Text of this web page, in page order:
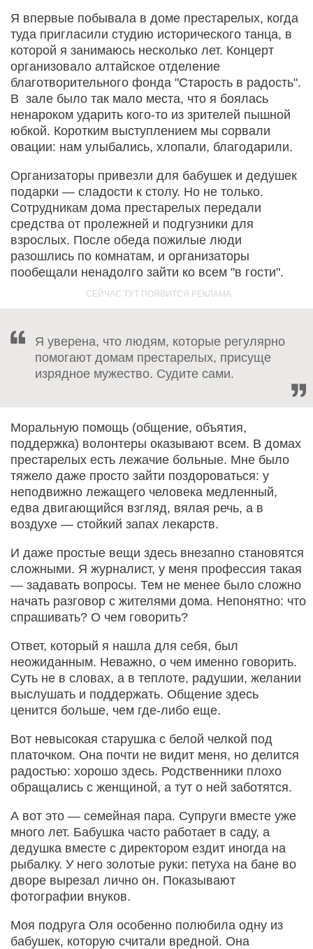
Я впервые побывала в доме престарелых, когда
туда пригласили студию исторического танца, в
которой я занимаюсь несколько лет. Концерт
организовало алтайское отделение
благотворительного фонда "Старость в радость".
В зале было так мало места, что я боялась
ненароком ударить кого-то из зрителей пышной
юбкой. Коротким выступлением мы сорвали
овации: нам улыбались, хлопали, благодарили.
Организаторы привезли для бабушек и дедушек
подарки — сладости к столу. Но не только.
Сотрудникам дома престарелых передали
средства от пролежней и подгузники для
взрослых. После обеда пожилые люди
разошлись по комнатам, и организаторы
пообещали ненадолго зайти ко всем "в гости".
Я уверена, что людям, которые регулярно
помогают домам престарелых, присуще
изрядное мужество. Судите сами.
Моральную помощь (общение, объятия,
поддержка) волонтеры оказывают всем. В домах
престарелых есть лежачие больные. Мне было
тяжело даже просто зайти поздороваться: у
неподвижно лежащего человека медленный,
едва двигающийся взгляд, вялая речь, а в
воздухе — стойкий запах лекарств.
И даже простые вещи здесь внезапно становятся
сложными. Я журналист, у меня профессия такая
— задавать вопросы. Тем не менее было сложно
начать разговор с жителями дома. Непонятно: что
спрашивать? О чем говорить?
Ответ, который я нашла для себя, был
неожиданным. Неважно, о чем именно говорить.
Суть не в словах, а в теплоте, радушии, желании
выслушать и поддержать. Общение здесь
ценится больше, чем где-либо еще.
Вот невысокая старушка с белой челкой под
платочком. Она почти не видит меня, но делится
радостью: хорошо здесь. Родственники плохо
обращались с женщиной, а тут о ней заботятся.
А вот это — семейная пара. Супруги вместе уже
много лет. Бабушка часто работает в саду, а
дедушка вместе с директором ездит иногда на
рыбалку. У него золотые руки: петуха на бане во
дворе вырезал лично он. Показывают
фотографии внуков.
Моя подруга Оля особенно полюбила одну из
бабушек, которую считали вредной. Она